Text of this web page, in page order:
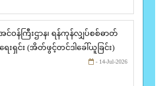
င်ဝန်ကြီးဌာန၊ ရန်ကုန်လျှပ်စစ်ဓာတ်
ေးရှင်း (အိတ်ဖွင့်တင်ဒါခေါ်ယူခြင်း)
- 14-Jul-2026